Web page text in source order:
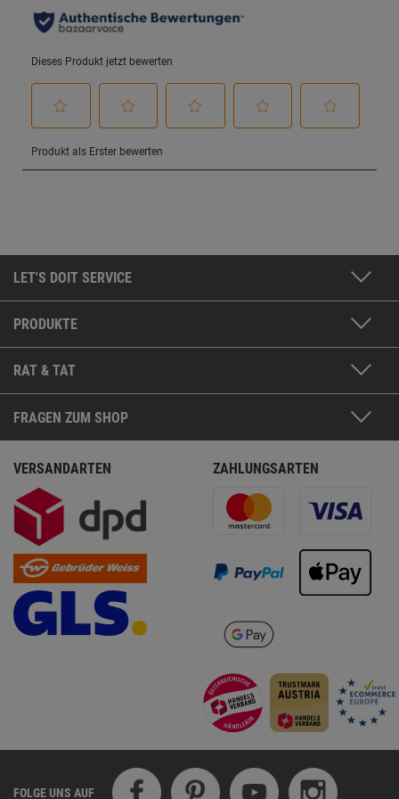
LET'S DOIT SERVICE
PRODUKTE
RAT & TAT
FRAGEN ZUM SHOP
VERSANDARTEN ZAHLUNGSARTEN
FOLGE UNS AUF